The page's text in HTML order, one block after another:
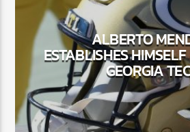
CURRENT SHOW
DJ MIX
12:00 AM 2:00 AM
ALBERTO
ESTABLISHES
GEORGIA